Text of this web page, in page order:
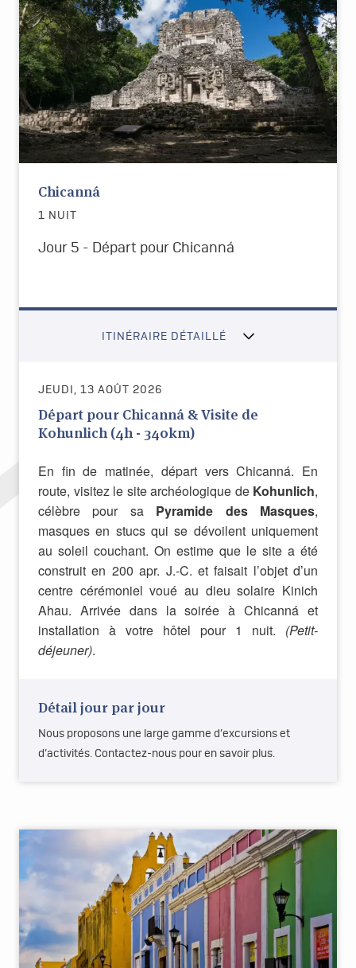
Chicanná
1 NUIT
Jour 5 - Départ pour Chicanná
ITINÉRAIRE DÉTAILLÉ
JEUDI, 13 AOÛT 2026
Départ pour Chicanná & Visite de
Kohunlich (4h - 340km)
En fin de matinée, départ vers Chicanná. En
route, visitez le site archéologique de Kohunlich,
célèbre pour sa Pyramide des Masques,
masques en stucs qui se dévoilent uniquement
au soleil couchant. On estime que le site a été
construit en 200 apr. J.-C. et faisait l’objet d’un
centre cérémoniel voué au dieu solaire Kinich
Ahau. Arrivée dans la soirée à Chicanná et
installation à votre hôtel pour 1 nuit. (Petit-
déjeuner).
Détail jour par jour
Nous proposons une large gamme d’excursions et
d’activités. Contactez-nous pour en savoir plus.